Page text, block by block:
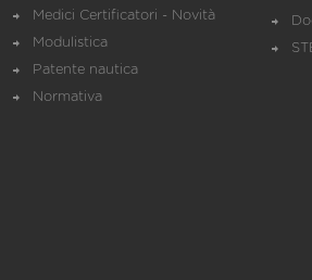
Medici Certificatori - Novità
Modulistica
Patente nautica
Normativa